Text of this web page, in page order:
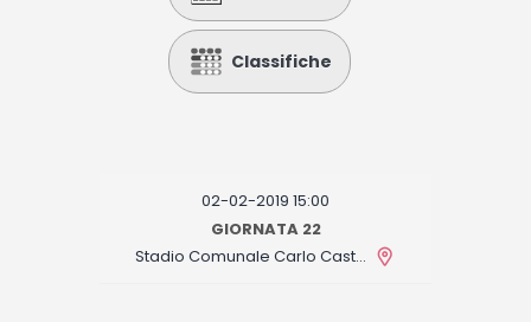
Calcio
Basket
Fantacalcio
I consigli di Giulia
Classifiche
02-02-2019 15:00
GIORNATA 22
Stadio Comunale Carlo Castellani